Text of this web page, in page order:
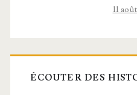
11
ÉCOUTER DES